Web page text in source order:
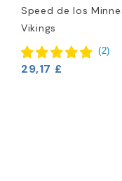
Speed de los
Vikings
(2)
29,17 £